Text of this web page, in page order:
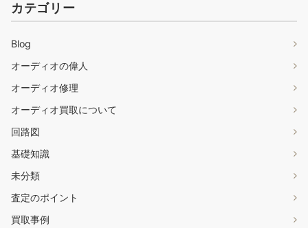
カテゴリー
Blog
オーディオの偉人
オーディオ修理
オーディオ買取について
回路図
基礎知識
未分類
査定のポイント
買取事例